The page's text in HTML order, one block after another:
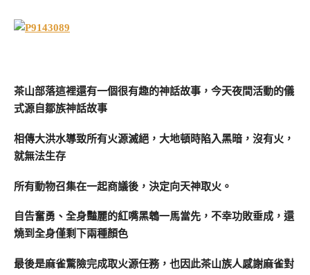
茶山部落這裡還有一個很有趣的神話故事，今天夜間活動的儀
式源自鄒族神話故事
相傳大洪水導致所有火源滅絕，大地頓時陷入黑暗，沒有火，
就無法生存
所有動物召集在一起商議後，決定向天神取火。
自告奮勇、全身豔麗的紅嘴黑鵯一馬當先，不幸功敗垂成，還
燒到全身僅剩下兩種顏色
最後是麻雀驚險完成取火源任務，也因此茶山族人感謝麻雀對